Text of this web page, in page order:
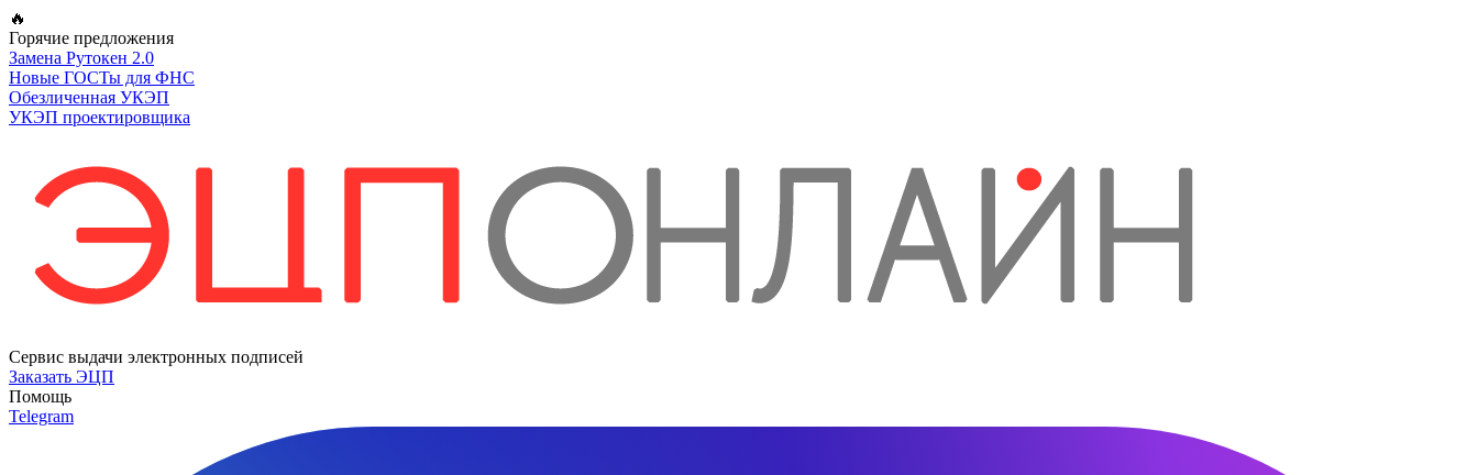
Перейти
к
содержимому
🔥
Горячие предложения
Замена Рутокен 2.0
Новые ГОСТы для ФНС
Обезличенная УКЭП
УКЭП проектировщика
Сервис выдачи электронных подписей
Заказать ЭЦП
Помощь
Telegram